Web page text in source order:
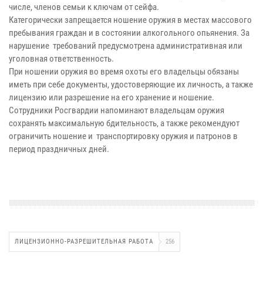
числе, членов семьи к ключам от сейфа.
Категорически запрещается ношение оружия в местах массового
пребывания граждан и в состоянии алкогольного опьянения. За
нарушение требований предусмотрена административная или
уголовная ответственность.
При ношении оружия во время охоты его владельцы обязаны
иметь при себе документы, удостоверяющие их личность, а также
лицензию или разрешение на его хранение и ношение.
Сотрудники Росгвардии напоминают владельцам оружия
сохранять максимальную бдительность, а также рекомендуют
ограничить ношение и транспортировку оружия и патронов в
период праздничных дней.
ЛИЦЕНЗИОННО-РАЗРЕШИТЕЛЬНАЯ РАБОТА 256